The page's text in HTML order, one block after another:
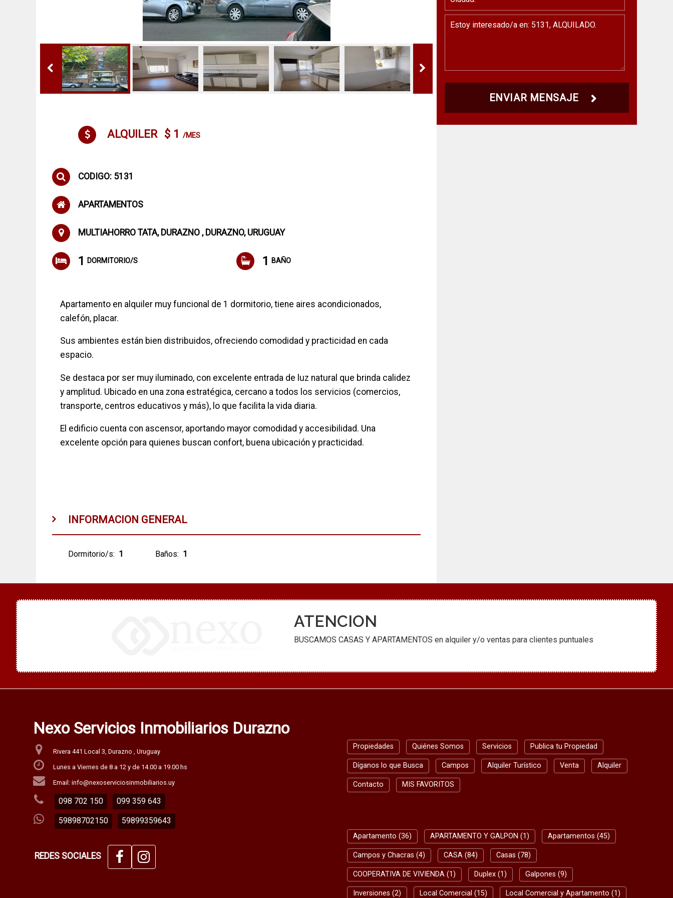
ALQUILER $ 1 /MES
CODIGO: 5131
APARTAMENTOS
MULTIAHORRO TATA, DURAZNO , DURAZNO, URUGUAY
1 DORMITORIO/S 1 BAÑO
Apartamento en alquiler muy funcional de 1 dormitorio, tiene aires acondicionados,
calefón, placar.
Sus ambientes están bien distribuidos, ofreciendo comodidad y practicidad en cada
espacio.
Se destaca por ser muy iluminado, con excelente entrada de luz natural que brinda calidez
y amplitud. Ubicado en una zona estratégica, cercano a todos los servicios (comercios,
transporte, centros educativos y más), lo que facilita la vida diaria.
El edificio cuenta con ascensor, aportando mayor comodidad y accesibilidad. Una
excelente opción para quienes buscan confort, buena ubicación y practicidad.
INFORMACION GENERAL
Dormitorio/s: 1 Baños: 1
ENVIAR MENSAJE
ATENCION
BUSCAMOS CASAS Y APARTAMENTOS en alquiler y/o ventas para clientes puntuales
Nexo Servicios Inmobiliarios Durazno
Rivera 441 Local 3, Durazno , Uruguay
Lunes a Viernes de 8 a 12 y de 14.00 a 19.00 hs
Email: info@nexoserviciosinmobiliarios.uy
098 702 150 099 359 643
59898702150 59899359643
REDES SOCIALES
Propiedades Quiénes Somos Servicios Publica tu Propiedad
Díganos lo que Busca Campos Alquiler Turístico Venta Alquiler
Contacto MIS FAVORITOS
Apartamento (36) APARTAMENTO Y GALPON (1) Apartamentos (45)
Campos y Chacras (4) CASA (84) Casas (78)
COOPERATIVA DE VIVIENDA (1) Duplex (1) Galpones (9)
Inversiones (2) Local Comercial (15) Local Comercial y Apartamento (1)